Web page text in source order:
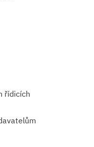
řídicích